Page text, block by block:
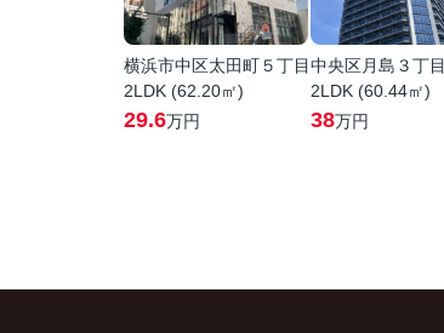
横浜市中区太田町５丁目
2LDK (62.20㎡)
29.6万円
中央区月島３丁目
2LDK (60.44㎡)
38万円